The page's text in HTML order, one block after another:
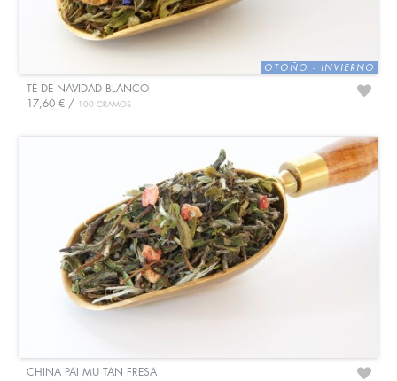
TÉ DE NAVIDAD BLANCO
17,60 € /
100 GRAMOS
CHINA PAI MU TAN FRESA